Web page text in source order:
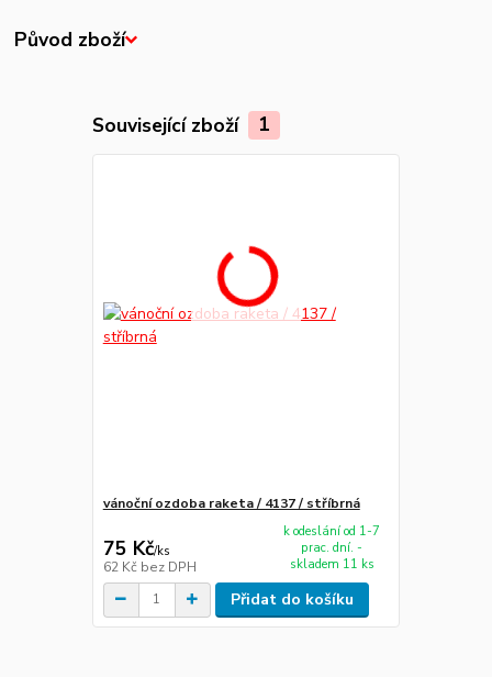
Původ zboží
Související zboží 1
vánoční ozdoba raketa / 4137 / stříbrná
75 Kč/ks
62 Kč bez DPH
k odeslání od 1-7
prac. dní. -
skladem 11 ks
Přidat do košíku